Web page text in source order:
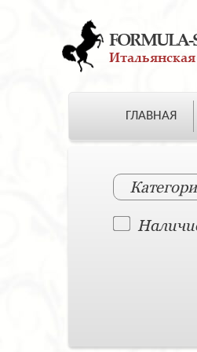
FORMULA-
ГЛАВНАЯ